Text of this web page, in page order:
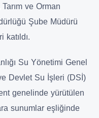
ve Orman
Şube Müdürü
Su Yönetimi Genel
Devlet Su İşleri (DSİ)
genelinde yürütülen
sunumlar eşliğinde